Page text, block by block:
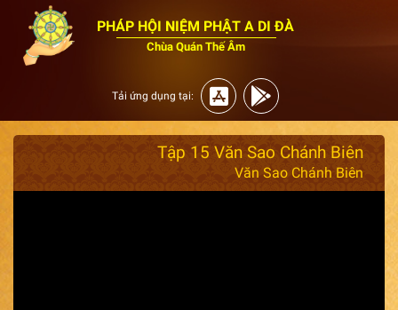
PHÁP HỘI NIỆM PHẬT A DI ĐÀ
Chùa Quán Thế Âm
Tải ứng dụng tại:
Tập 15 Văn Sao Chánh Biên
Văn Sao Chánh Biên